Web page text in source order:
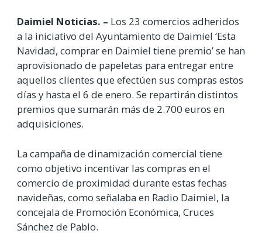
Daimiel Noticias. – Los 23 comercios adheridos
a la iniciativo del Ayuntamiento de Daimiel ‘Esta
Navidad, comprar en Daimiel tiene premio’ se han
aprovisionado de papeletas para entregar entre
aquellos clientes que efectúen sus compras estos
días y hasta el 6 de enero. Se repartirán distintos
premios que sumarán más de 2.700 euros en
adquisiciones.
La campaña de dinamización comercial tiene
como objetivo incentivar las compras en el
comercio de proximidad durante estas fechas
navideñas, como señalaba en Radio Daimiel, la
concejala de Promoción Económica, Cruces
Sánchez de Pablo.